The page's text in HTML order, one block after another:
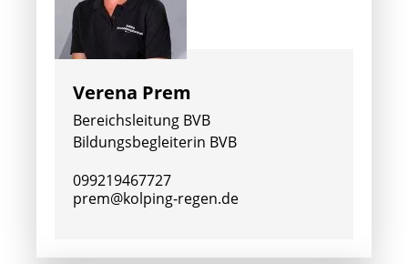
Verena Prem
Bereichsleitung BVB
Bildungsbegleiterin BVB
099219467727
prem@kolping-regen.de